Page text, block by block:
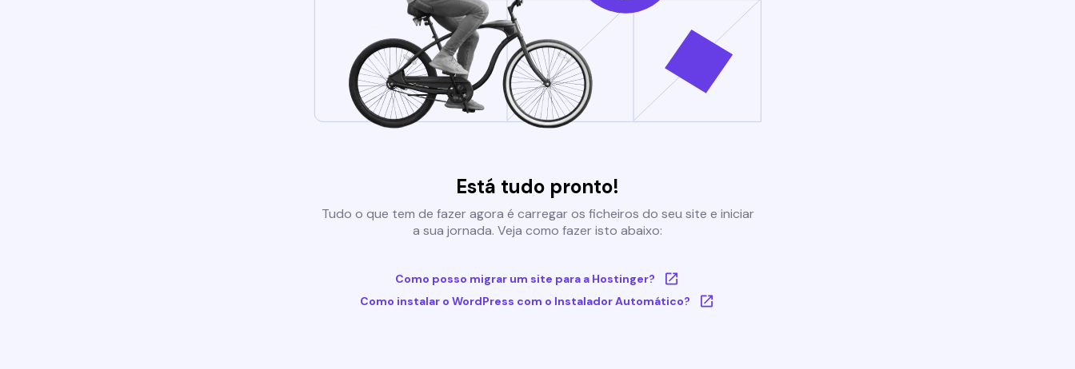
Está tudo pronto!
Tudo o que tem de fazer agora é carregar os ficheiros do seu site e iniciar
a sua jornada. Veja como fazer isto abaixo:
Como posso migrar um site para a Hostinger?
Como instalar o WordPress com o Instalador Automático?